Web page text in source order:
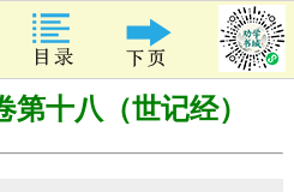
第十八（世记经）